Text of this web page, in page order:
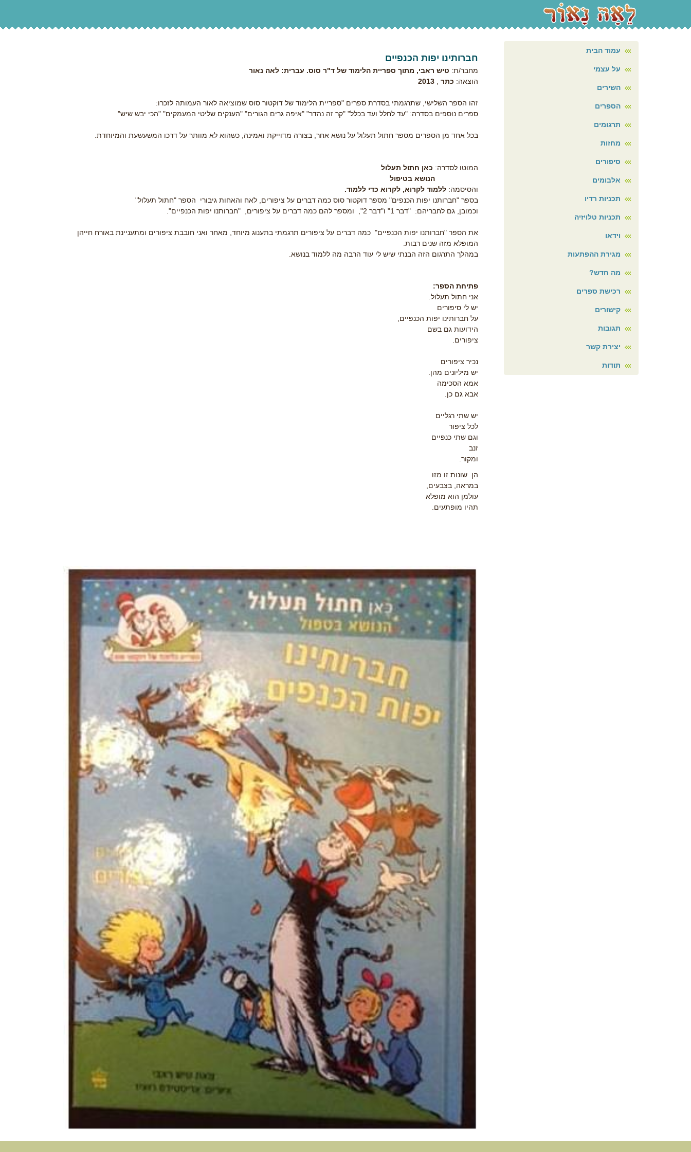
חברותינו יפות הכנפיים
מחבר/ת: טיש ראבי, מתוך ספריית הלימוד של ד"ר סוס. עברית: לאה נאור
הוצאה: כתר ,
2013
זהו הספר השלישי, שתרגמתי בסדרת ספרים "ספריית הלימוד של דוקטור סוס שמוציאה לאור העמותה לזכרו:
ספרים נוספים בסדרה: "עד לחלל ועד בכלל" "קר זה נהדר" "איפה גרים הגורים" "הענקים שליטי המעמקים" "הכי יבש שיש"
בכל אחד מן הספרים מספר חתול תעלול על נושא אחר, בצורה מדוייקת ואמינה, כשהוא לא מוותר על דרכו המשעשעת והמיוחדת.
המוטו לסדרה: כאן חתול תעלול
הנושא בטיפול
והסיסמה:ללמוד לקרוא, לקרוא כדי ללמוד.
בספר "חברותנו יפות הכנפים" מספר דוקטור סוס כמה דברים על ציפורים, לאח והאחות גיבורי הספר "חתול תעלול"
וכמובן, גם לחבריהם: "דבר 1" ו"דבר 2", ומספר להם כמה דברים על ציפורים, "חברותנו יפות הכנפיים".
את הספר "חברותנו יפות הכנפיים" כמה דברים על ציפורים תרגמתי בתענוג מיוחד, מאחר ואני חובבת ציפורים ומתעניינת באורח חייהן
המופלא מזה שנים רבות.
במהלך התרגום הזה הבנתי שיש לי עוד הרבה מה ללמוד בנושא.
פתיחת הספר:
אני חתול תעלול.
יש לי סיפורים
על חברותינו יפות הכנפיים,
הידועות גם בשם
ציפורים.
נכיר ציפורים
יש מיליונים מהן.
אמא הסכימה
אבא גם כן.
יש שתי רגליים
לכל ציפור
וגם שתי כנפיים
זנב
ומקור.
הן שונות זו מזו
במראה, בצבעים,
עולמן הוא מופלא
תהיו מופתעים.
עמוד הבית
על עצמי
השירים
הספרים
תרגומים
מחזות
סיפורים
אלבומים
תכניות רדיו
תכניות טלויזיה
וידאו
מגירת ההפתעות
מה חדש?
רכישת ספרים
קישורים
תגובות
יצירת קשר
תודות